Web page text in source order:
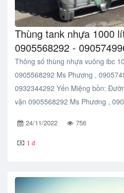
Thùng tank nhựa 1000
0905568292 -
Thông số thùng nhựa vuông ibc
0905568292 Ms Phương ,
0932344292 Yến Miệng bồn:
vặn 0905568292 Ms Phương ,
24/11/2022 756
1 đ